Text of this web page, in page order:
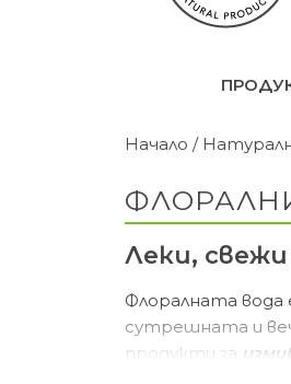
Начало /
Леки,
Флоралната вода
сутрешната и
продукти за